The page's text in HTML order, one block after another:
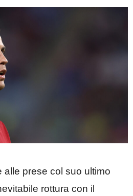
alle prese col suo ultimo
rottura con il